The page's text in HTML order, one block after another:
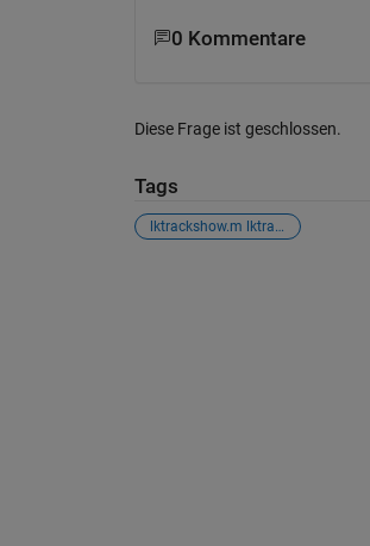
0 Kommentare
Diese Frage ist geschlossen.
Tags
lktrackshow.m lktrackwrapper.m